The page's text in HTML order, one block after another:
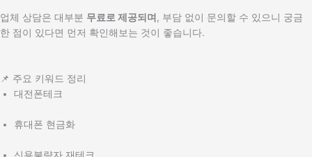
업체 상담은 대부분 무료로 제공되며 , 부담 없이 문의할 수 있으니 궁금
한 점이 있다면 먼저 확인해보는 것이 좋습니다.
📌 주요 키워드 정리
대전폰테크
휴대폰 현금화